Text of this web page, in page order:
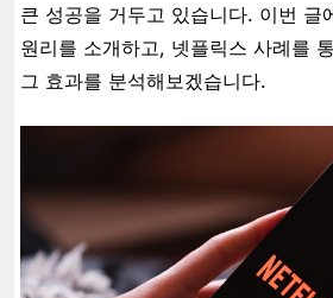
큰 성공을 거두고 있습니다. 이번 글
원리를 소개하고, 넷플릭스 사례를
그 효과를 분석해보겠습니다.